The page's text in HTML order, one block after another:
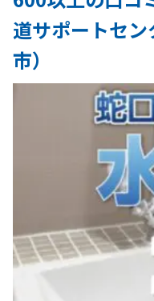
道サポートセ
市）